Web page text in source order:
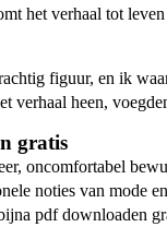
het verhaal tot
figuur, en ik
verhaal heen,
gratis
oncomfortabel
noties van mode
pdf downloaden